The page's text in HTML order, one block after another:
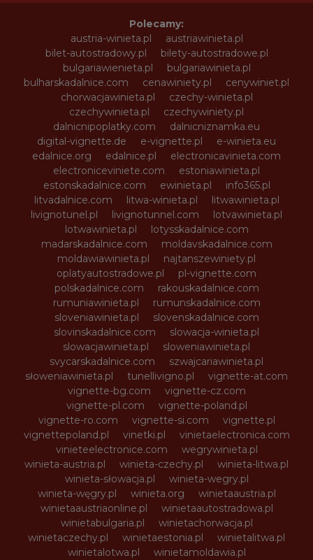
Polecamy:
austria-winieta.pl
austriawinieta.pl
bilet-autostradowy.pl
bilety-autostradowe.pl
bulgariawienieta.pl
bulgariawinieta.pl
bulharskadalnice.com
cenawiniety.pl
cenywiniet.pl
chorwacjawinieta.pl
czechy-winieta.pl
czechywinieta.pl
czechywiniety.pl
dalnicnipoplatky.com
dalnicniznamka.eu
digital-vignette.de
e-vignette.pl
e-winieta.eu
edalnice.org
edalnice.pl
electronicavinieta.com
electroniceviniete.com
estoniawinieta.pl
estonskadalnice.com
ewinieta.pl
info365.pl
litvadalnice.com
litwa-winieta.pl
litwawinieta.pl
livignotunel.pl
livignotunnel.com
lotvawinieta.pl
lotwawinieta.pl
lotysskadalnice.com
madarskadalnice.com
moldavskadalnice.com
moldawiawinieta.pl
najtanszewiniety.pl
oplatyautostradowe.pl
pl-vignette.com
polskadalnice.com
rakouskadalnice.com
rumuniawinieta.pl
rumunskadalnice.com
sloveniawinieta.pl
slovenskadalnice.com
slovinskadalnice.com
slowacja-winieta.pl
slowacjawinieta.pl
sloweniawinieta.pl
svycarskadalnice.com
szwajcariawinieta.pl
słoweniawinieta.pl
tunellivigno.pl
vignette-at.com
vignette-bg.com
vignette-cz.com
vignette-pl.com
vignette-poland.pl
vignette-ro.com
vignette-si.com
vignette.pl
vignettepoland.pl
vinetki.pl
vinietaelectronica.com
vinieteelectronice.com
wegrywinieta.pl
winieta-austria.pl
winieta-czechy.pl
winieta-litwa.pl
winieta-słowacja.pl
winieta-wegry.pl
winieta-węgry.pl
winieta.org
winietaaustria.pl
winietaaustriaonline.pl
winietaautostradowa.pl
winietabulgaria.pl
winietachorwacja.pl
winietaczechy.pl
winietaestonia.pl
winietalitwa.pl
winietalotwa.pl
winietamoldawia.pl